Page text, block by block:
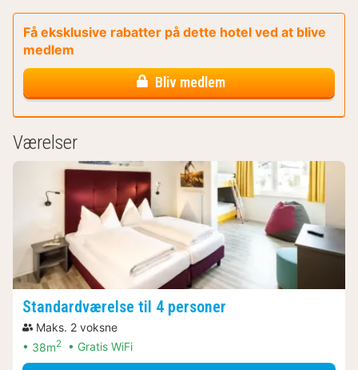
Få eksklusive rabatter på dette hotel ved at blive
medlem
Bliv medlem
Værelser
Standardværelse til 4 personer
Maks. 2 voksne
38m2 Gratis WiFi